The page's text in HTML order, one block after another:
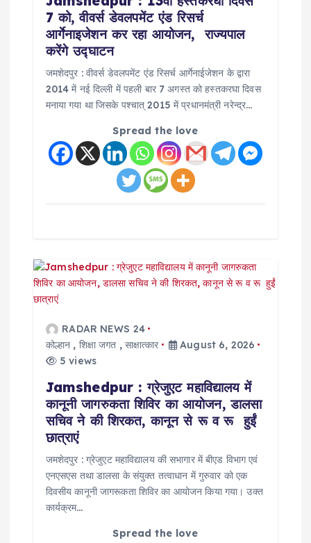
7 को, वीवर्स डेवलपमेंट एंड रिसर्च
आर्गेनाइजेशन कर रहा आयोजन, राज्यपाल
करेंगे उद्घाटन
जमशेदपुर : वीवर्स डेवलपमेंट एंड रिसर्च आर्गेनाईजेशन के द्वारा
2014 में नई दिल्ली में पहली बार 7 अगस्त को हस्तकरघा दिवस
मनाया गया था जिसके पश्चात् 2015 में प्रधानमंत्री नरेन्द्र…
Spread the love
RADAR NEWS 24
कोल्हान , शिक्षा जगत , साक्षात्कार
August 6, 2026
5 views
Jamshedpur : ग्रेजुएट महाविद्यालय में
कानूनी जागरुकता शिविर का आयोजन, डालसा
सचिव ने की शिरकत, कानून से रू व रू हुईं
छात्राएं
जमशेदपुर : ग्रेजुएट महाविद्यालय की सभागार में बीएड विभाग एवं
एनएसएस तथा डालसा के संयुक्त तत्वाधान में गुरुवार को एक
दिवसीय कानूनी जागरूकता शिविर का आयोजन किया गया। उक्त
कार्यक्रम…
Spread the love